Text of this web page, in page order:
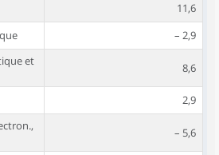
11,6
– 2,9
et
8,6
2,9
– 5,6